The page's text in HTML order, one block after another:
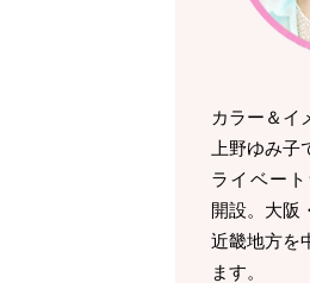
カラー＆イ
上野ゆみ
ライベー
開設。 大阪
近畿地方を
ます。